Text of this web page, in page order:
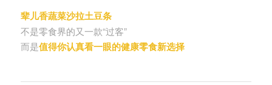
辈儿香蔬菜沙拉土豆条
不是零食界的又一款“过客”
而是值得你认真看一眼的健康零食新选择